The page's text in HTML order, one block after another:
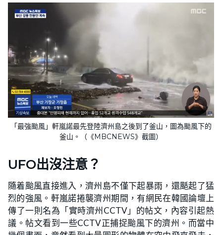
「最強颱風」軒嵐諾最先登陸濟州島之後到了釜山，圖為颱風下的
釜山。（《MBCNEWS》截圖）
UFO出沒注意？
隨着颱風直接進入，濟州島不僅下起暴雨，還颳起了猛
烈的強風。軒嵐諾捲襲濟州期間，有網民在韓國論壇上
傳了一則名為「實時濟州CCTV」的帖文，內容引起熱
議。帖文看到一些CCTV正捕捉颱風下的濟州。而當中